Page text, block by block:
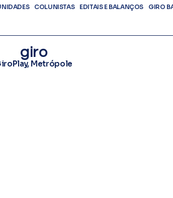
COLUNISTAS EDITAIS E BALANÇOS GIRO
giro
, Metrópole